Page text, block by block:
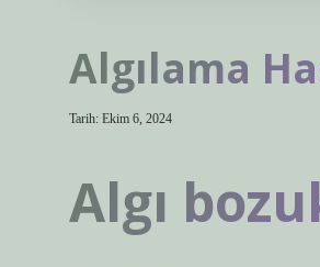
Algılama
Tarih: Ekim 6, 2024
Algı